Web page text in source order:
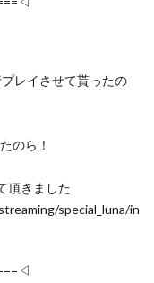
レイさせて貰ったの
のら！
頂きました
special_luna/in